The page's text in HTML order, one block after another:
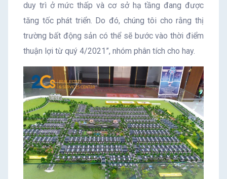
duy trì ở mức thấp và cơ sở hạ tầng đang được
tăng tốc phát triển. Do đó, chúng tôi cho rằng thị
trường bất động sản có thể sẽ bước vào thời điểm
thuận lợi từ quý 4/2021”, nhóm phân tích cho hay.